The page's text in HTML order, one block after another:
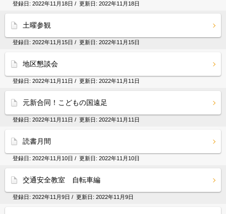
登録日: 2022年11月18日 / 更新日: 2022年11月18日
土曜参観
登録日: 2022年11月15日 / 更新日: 2022年11月15日
地区懇談会
登録日: 2022年11月11日 / 更新日: 2022年11月11日
元新合同！こどもの国遠足
登録日: 2022年11月11日 / 更新日: 2022年11月11日
読書月間
登録日: 2022年11月10日 / 更新日: 2022年11月10日
交通安全教室 自転車編
登録日: 2022年11月9日 / 更新日: 2022年11月9日